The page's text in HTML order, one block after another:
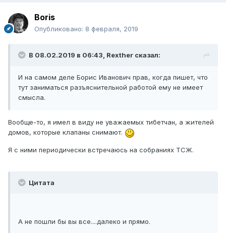
Boris
Опубликовано: 8 февраля, 2019
В 08.02.2019 в 06:43, Rexther сказал:
И на самом деле Борис Иванович прав, когда пишет, что
тут заниматься разъяснительной работой ему не имеет
смысла.
Вообще-то, я имел в виду не уважаемых тибетчан, а жителей
домов, которые клапаны снимают.
Я с ними периодически встречаюсь на собраниях ТСЖ.
Цитата
А не пошли бы вы все....далеко и прямо.